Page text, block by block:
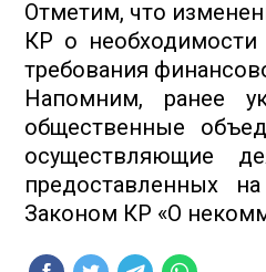
Отметим, что
КР о необходимости
требования
Напомним, ранее
общественные
осуществляющие
предоставленных
Законом КР «О